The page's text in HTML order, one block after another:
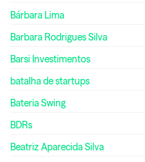
Bárbara Lima
Barbara Rodrigues Silva
Barsi Investimentos
batalha de startups
Bateria Swing
BDRs
Beatriz Aparecida Silva